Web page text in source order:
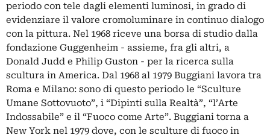
periodo con tele dagli elementi luminosi, in grado di
evidenziare il valore cromoluminare in continuo dialogo
con la pittura. Nel 1968 riceve una borsa di studio dalla
fondazione Guggenheim - assieme, fra gli altri, a
Donald Judd e Philip Guston - per la ricerca sulla
scultura in America. Dal 1968 al 1979 Buggiani lavora tra
Roma e Milano: sono di questo periodo le “Sculture
Umane Sottovuoto”, i “Dipinti sulla Realtà”, “l’Arte
Indossabile” e il “Fuoco come Arte”. Buggiani torna a
New York nel 1979 dove, con le sculture di fuoco in